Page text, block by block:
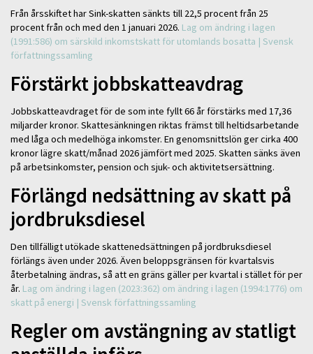
Från årsskiftet har Sink-skatten sänkts till 22,5 procent från 25
procent från och med den 1 januari 2026. Lag om ändring i lagen
(1991:586) om särskild inkomstskatt för utomlands bosatta | Svensk
författningssamling
Förstärkt jobbskatteavdrag
Jobbskatteavdraget för de som inte fyllt 66 år förstärks med 17,36
miljarder kronor. Skattesänkningen riktas främst till heltidsarbetande
med låga och medelhöga inkomster. En genomsnittslön ger cirka 400
kronor lägre skatt/månad 2026 jämfört med 2025. Skatten sänks även
på arbetsinkomster, pension och sjuk- och aktivitetsersättning.
Förlängd nedsättning av skatt på
jordbruksdiesel
Den tillfälligt utökade skattenedsättningen på jordbruksdiesel
förlängs även under 2026. Även beloppsgränsen för kvartalsvis
återbetalning ändras, så att en gräns gäller per kvartal i stället för per
år. Lag om ändring i lagen (2023:362) om ändring i lagen (1994:1776) om
skatt på energi | Svensk författningssamling
Regler om avstängning av statligt